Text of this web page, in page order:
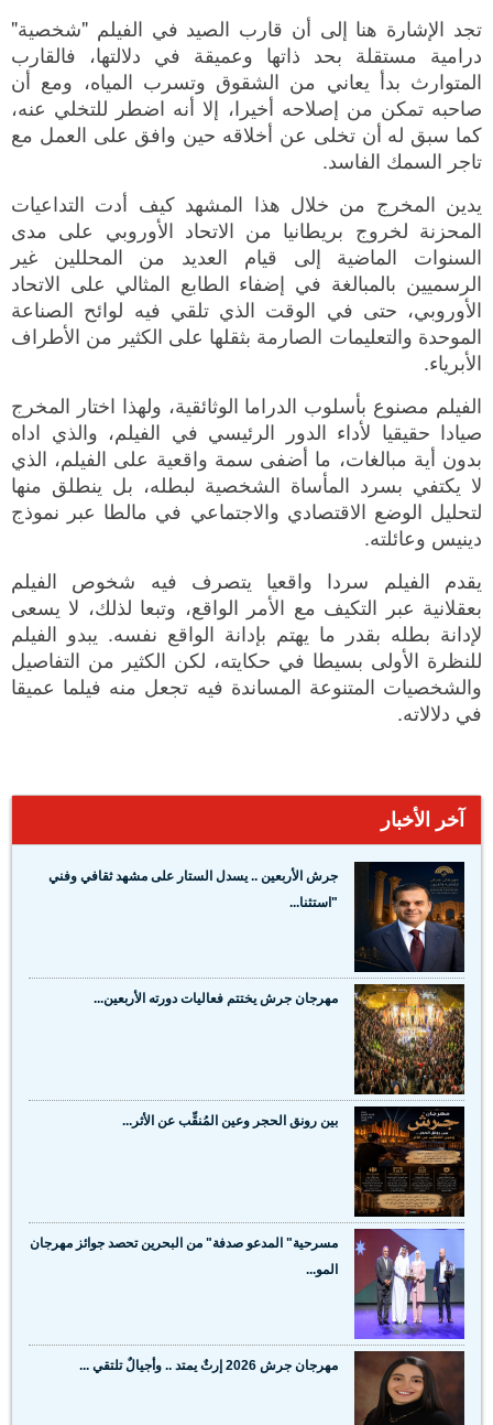
تجد الإشارة هنا إلى أن قارب الصيد في الفيلم "شخصية"
درامية مستقلة بحد ذاتها وعميقة في دلالتها، فالقارب
المتوارث بدأ يعاني من الشقوق وتسرب المياه، ومع أن
صاحبه تمكن من إصلاحه أخيرا، إلا أنه اضطر للتخلي عنه،
كما سبق له أن تخلى عن أخلاقه حين وافق على العمل مع
تاجر السمك الفاسد.
يدين المخرج من خلال هذا المشهد كيف أدت التداعيات
المحزنة لخروج بريطانيا من الاتحاد الأوروبي على مدى
السنوات الماضية إلى قيام العديد من المحللين غير
الرسميين بالمبالغة في إضفاء الطابع المثالي على الاتحاد
الأوروبي، حتى في الوقت الذي تلقي فيه لوائح الصناعة
الموحدة والتعليمات الصارمة بثقلها على الكثير من الأطراف
الأبرياء.
الفيلم مصنوع بأسلوب الدراما الوثائقية، ولهذا اختار المخرج
صيادا حقيقيا لأداء الدور الرئيسي في الفيلم، والذي اداه
بدون أية مبالغات، ما أضفى سمة واقعية على الفيلم، الذي
لا يكتفي بسرد المأساة الشخصية لبطله، بل ينطلق منها
لتحليل الوضع الاقتصادي والاجتماعي في مالطا عبر نموذج
دينيس وعائلته.
يقدم الفيلم سردا واقعيا يتصرف فيه شخوص الفيلم
بعقلانية عبر التكيف مع الأمر الواقع، وتبعا لذلك، لا يسعى
لإدانة بطله بقدر ما يهتم بإدانة الواقع نفسه. يبدو الفيلم
للنظرة الأولى بسيطا في حكايته، لكن الكثير من التفاصيل
والشخصيات المتنوعة المساندة فيه تجعل منه فيلما عميقا
في دلالاته.
آخر الأخبار
جرش الأربعين .. يسدل الستار على مشهد ثقافي وفني
"استثنا...
مهرجان جرش يختتم فعاليات دورته الأربعين...
بين رونق الحجر وعين المُنقِّب عن الأثر...
مسرحية" المدعو صدفة" من البحرين تحصد جوائز مهرجان
المو...
مهرجان جرش 2026 إرثٌ يمتد .. وأجيالٌ تلتقي ...